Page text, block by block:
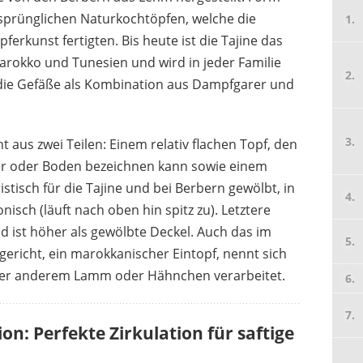
Naturkochtöpfen, welche die
fertigten. Bis heute ist die Tajine das
und Tunesien und wird in jeder Familie
Gefäße als Kombination aus Dampfgarer und
zwei Teilen: Einem relativ flachen Topf, den
oder Boden bezeichnen kann sowie einem
für die Tajine und bei Berbern gewölbt, in
(läuft nach oben hin spitz zu). Letztere
ist höher als gewölbte Deckel. Auch das im
ein marokkanischer Eintopf, nennt sich
anderem Lamm oder Hähnchen verarbeitet.
Perfekte Zirkulation für saftige